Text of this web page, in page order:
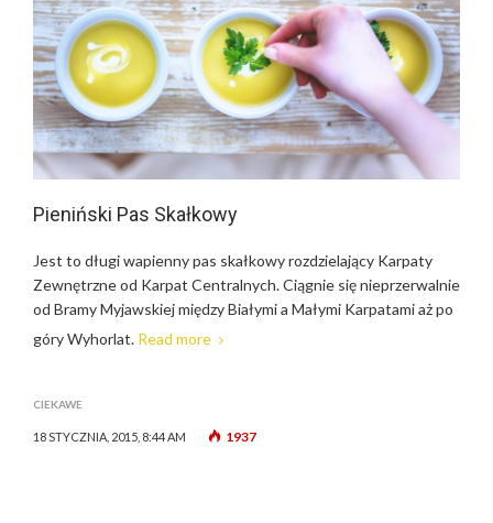
Pieniński Pas Skałkowy
Jest to długi wapienny pas skałkowy rozdzielający Karpaty
Zewnętrzne od Karpat Centralnych. Ciągnie się nieprzerwalnie
od Bramy Myjawskiej między Białymi a Małymi Karpatami aż po
góry Wyhorlat. Read more
CIEKAWE
18 STYCZNIA, 2015, 8:44 AM 1937